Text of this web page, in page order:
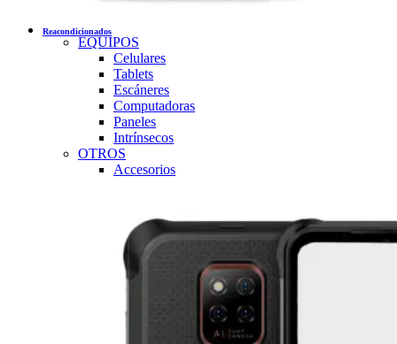
Reacondicionados
EQUIPOS
Celulares
Tablets
Escáneres
Computadoras
Paneles
Intrínsecos
OTROS
Accesorios